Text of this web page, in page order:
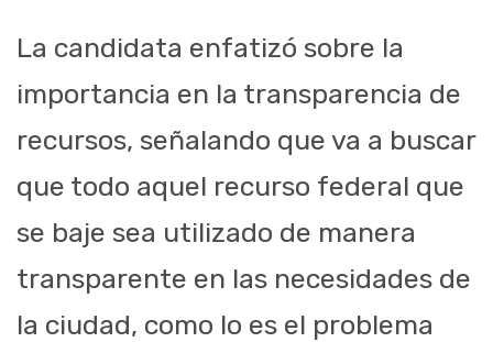
La candidata enfatizó sobre la
importancia en la transparencia de
recursos, señalando que va a buscar
que todo aquel recurso federal que
se baje sea utilizado de manera
transparente en las necesidades de
la ciudad, como lo es el problema